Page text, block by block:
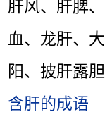
肝风、肝脾
血、龙肝、
阳、披肝露
含肝的成语